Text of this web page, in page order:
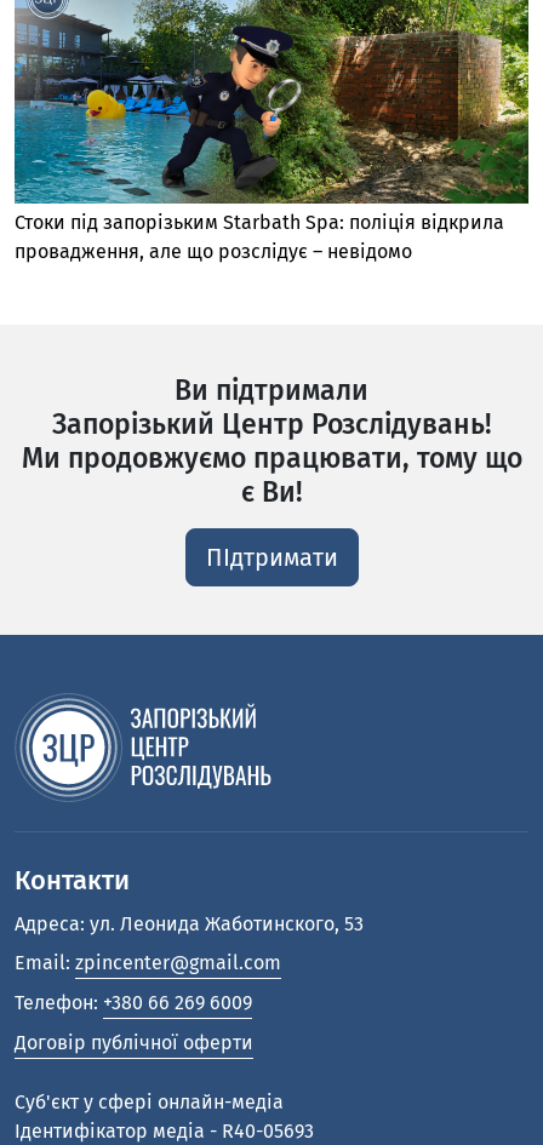
Стоки під запорізьким Starbath Spa: поліція відкрила
провадження, але що розслідує – невідомо
Ви підтримали
Запорізький Центр Розслідувань!
Ми продовжуємо працювати, тому що
є Ви!
ПІдтримати
Контакти
Адреса: ул. Леонида Жаботинского, 53
Email: zpincenter@gmail.com
Телефон: +380 66 269 6009
Договір публічної оферти
Cуб'єкт у сфері онлайн-медіа
Ідентифікатор медіа - R40-05693